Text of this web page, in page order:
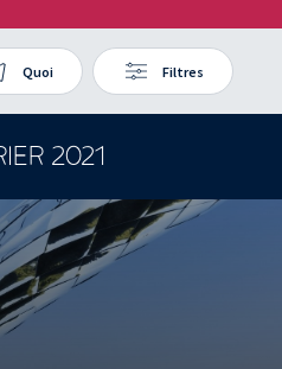
2021
Quoi Filtres